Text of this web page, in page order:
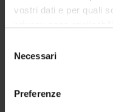
vostri dati e per quali
modificare o revocare
momento dalla
delNecessari
Preferenze
DOTTORATI, MASTER